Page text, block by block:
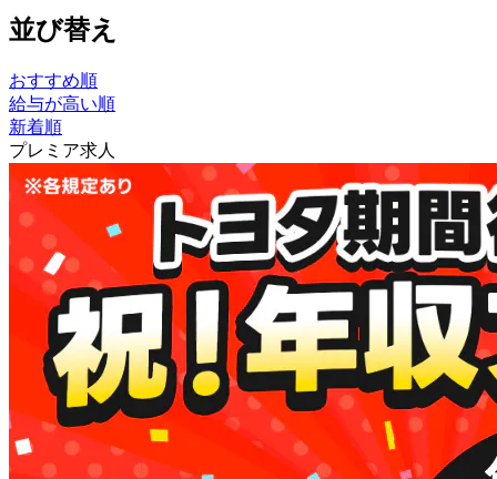
並び替え
おすすめ順
給与が高い順
新着順
プレミア求人